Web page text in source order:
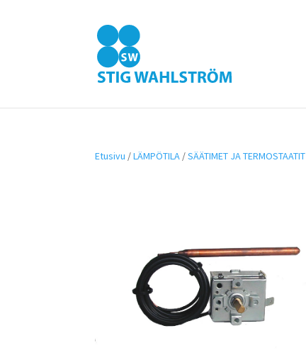
Etusivu /LÄMPÖTILA /SÄÄTIMET JA TERMOSTAATIT